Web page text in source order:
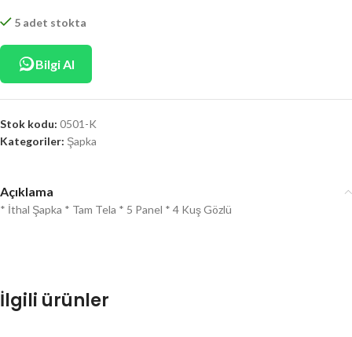
5 adet stokta
Bilgi Al
Stok kodu: 0501-K
Kategoriler: Şapka
Açıklama
* İthal Şapka * Tam Tela * 5 Panel * 4 Kuş Gözlü
İlgili ürünler